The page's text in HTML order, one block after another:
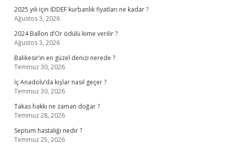
2025 yılı için İDDEF kurbanlık fiyatları ne kadar ?
Ağustos 3, 2026
2024 Ballon d’Or ödülü kime verilir ?
Ağustos 3, 2026
Balıkesir’in en güzel denizi nerede ?
Temmuz 30, 2026
İç Anadolu’da kışlar nasıl geçer ?
Temmuz 30, 2026
Takas hakkı ne zaman doğar ?
Temmuz 28, 2026
Septum hastalığı nedir ?
Temmuz 25, 2026